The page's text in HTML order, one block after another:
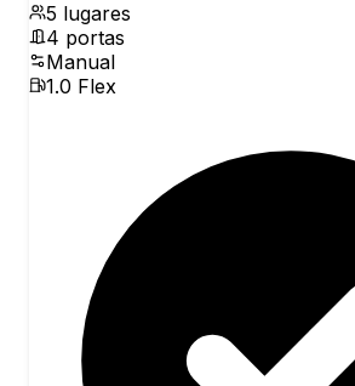
5 lugares
4 portas
Manual
1.0 Flex